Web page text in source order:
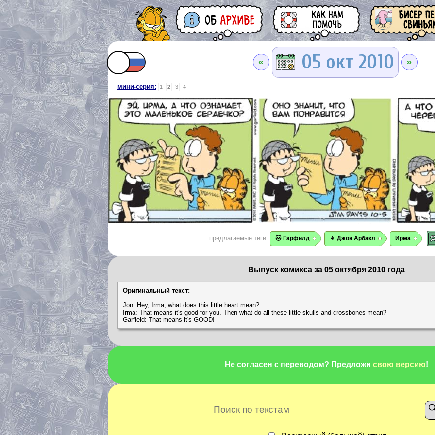
« 05 окт 2010 »
мини-серия: 1 2 3 4
предлагаемые теги: 🐱 Гарфилд 👦 Джон Арбакл Ирма
Выпуск комикса за 05 октября 2010 года
Оригинальный текст:
Jon: Hey, Irma, what does this little heart mean?
Irma: That means it's good for you. Then what do all these little skulls and crossbones mean?
Garfield: That means it's GOOD!
Не согласен с переводом? Предложи свою версию!